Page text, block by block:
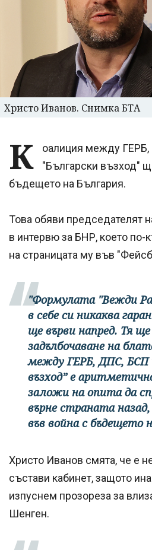
Христо Иванов. Снимка БТА
К
оалиция между
"Български възход"
бъдещето на България.
Това обяви председателят
в интервю за БНР, което по-
на страницата му във
"Формулата "Вежди
в себе си никаква
ще върви напред. Тя ще
задълбочаване на
между ГЕРБ, ДПС, БСП
възход” е
заложи на опита да
върне страната
във война с бъдещето
Христо Иванов смята, че е
състави кабинет, защото
изпуснем прозореза за
Шенген.